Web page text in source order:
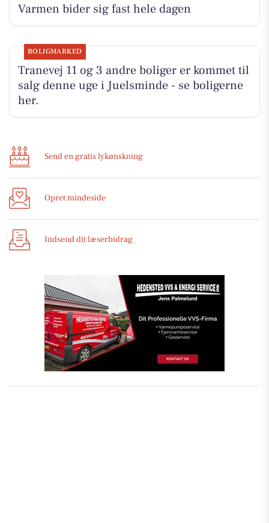
Varmen bider sig fast hele dagen
BOLIGMARKED
Tranevej 11 og 3 andre boliger er kommet til
salg denne uge i Juelsminde - se boligerne
her.
Send en gratis lykønskning
Opret mindeside
Indsend dit læserbidrag